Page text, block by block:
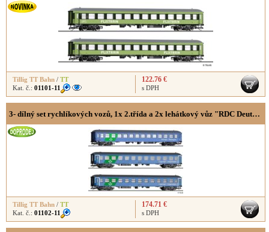
Tillig TT Bahn / TT
Kat. č.: 01101-11
122.76 €
s DPH
3- dílný set rychlíkových vozů, 1x 2.třída a 2x lehátkový vůz "RDC Deutschland"
Tillig TT Bahn / TT
Kat. č.: 01102-11
174.71 €
s DPH